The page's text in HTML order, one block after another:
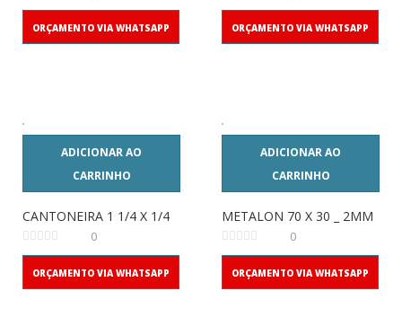
ORÇAMENTO VIA WHATSAPP ORÇAMENTO VIA WHATSAPP
ADICIONAR AO
CARRINHO
CANTONEIRA 1 1/4 X 1/4
0
ORÇAMENTO VIA WHATSAPP
ADICIONAR AO
CARRINHO
METALON 70 X 30 _ 2MM
0
ORÇAMENTO VIA WHATSAPP